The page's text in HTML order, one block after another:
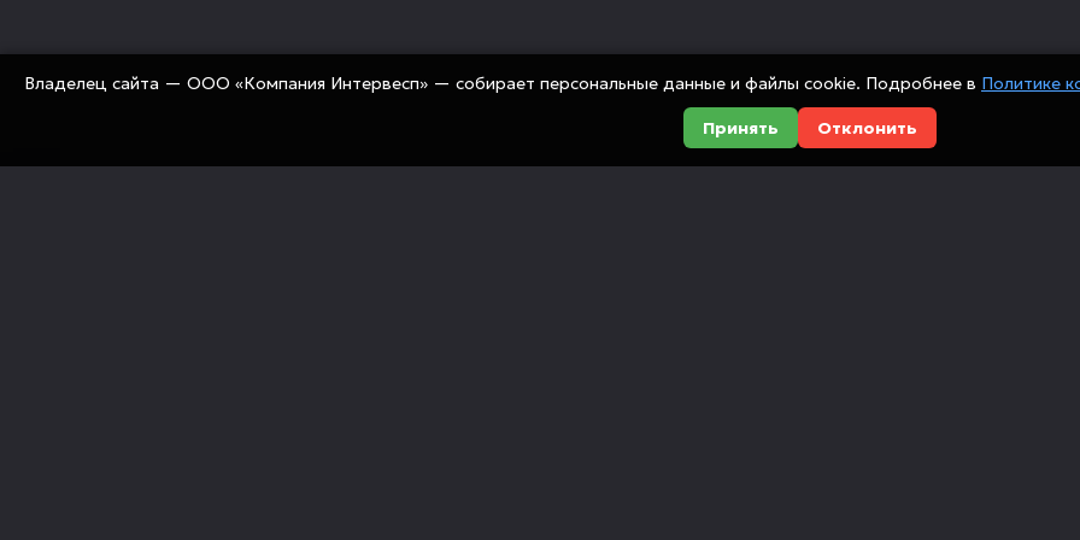
Владелец сайта — ООО «Компания Интервесп» — собирает персональные данные и файлы cookie. Подробнее в Политике
Принять Отклонить